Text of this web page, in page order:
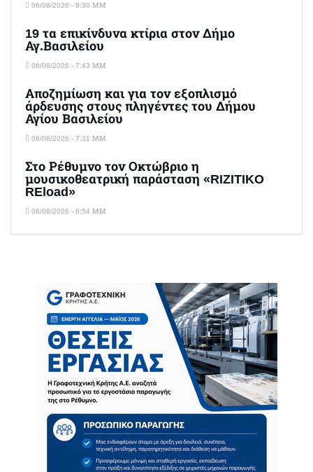
06/08/2026 - 9:30 ΜΜ
19 τα επικίνδυνα κτίρια στον Δήμο
Αγ.Βασιλείου
06/08/2026 - 7:43 ΜΜ
Αποζημίωση και για τον εξοπλισμό
άρδευσης στους πληγέντες του Δήμου
Αγίου Βασιλείου
06/08/2026 - 7:31 ΜΜ
Στο Ρέθυμνο τον Οκτώβριο η
μουσικοθεατρική παράσταση «RIZITIKO
REload»
06/08/2026 - 6:54 ΜΜ